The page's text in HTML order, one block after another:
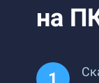
на